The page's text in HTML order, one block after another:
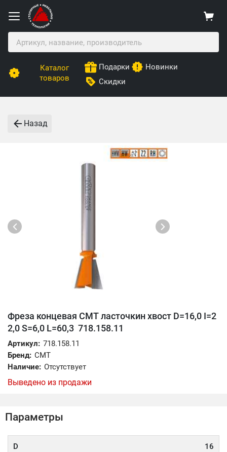
Каталог
товаров
Подарки
Новинки
Скидки
Назад
Фреза концевая CMT ласточкин хвост D=16,0 I=2
2,0 S=6,0 L=60,3 718.158.11
Артикул: 718.158.11
Бренд: CMT
Наличие: Отсутствует
Выведено из продажи
Параметры
D 16